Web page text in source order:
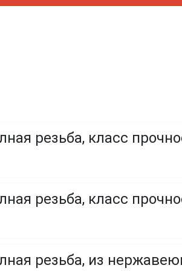
резьба, класс
резьба, класс
резьба, из